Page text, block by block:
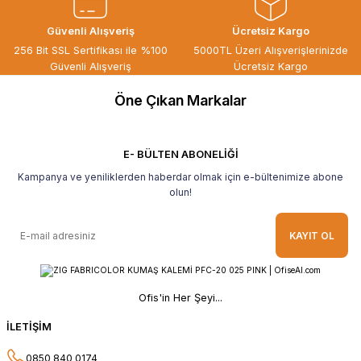
ÖZGÜR DOĞAN | 15/06/2026
Kaliteli ürün, güvenli alışveriş ve
teşekkür ederim.
hediye ile geldi Teşekkür ederim Tavsiye
Ahmet Yılmaz | 29/04/2026
paketlenmiş, sorunsuz teslim aldım,
O... A... | 10/02/2026
Güvenli Alışveriş
256 Bit SSL Sertifikası ile %100
Güvenli Alışveriş
Ücretsiz Kargo
5000TL Üzeri Alışverişlerinizde
Ücretsiz Kargo
Öne Çıkan Markalar
E- BÜLTEN ABONELİĞİ
Kampanya ve yeniliklerden haberdar olmak için e-bültenimize abone
olun!
KAYIT OL
Ofis'in Her Şeyi...
İLETİŞİM
0850 840 0174